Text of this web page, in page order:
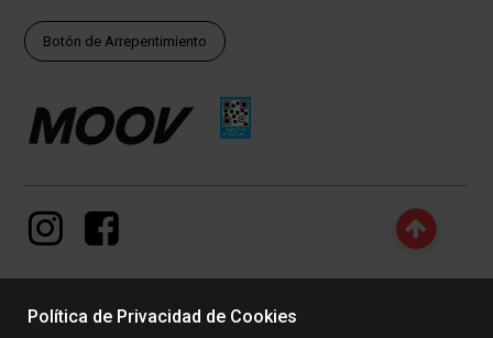
Botón de Arrepentimiento
Política de Privacidad de Cookies